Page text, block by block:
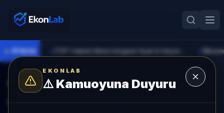
EKONLAB
⚠️Kamuoyuna Duyuru
● PİYASA
AI Fon Radar Değişken
SUNUCU TARAFI FON GIRIŞI